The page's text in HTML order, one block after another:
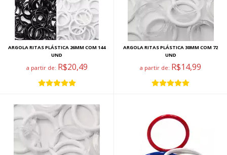
ARGOLA RITAS PLÁSTICA 26MM COM 144
UND
a partir de: R$20,49
ARGOLA RITAS PLÁSTICA 30MM COM 72
UND
a partir de: R$14,99